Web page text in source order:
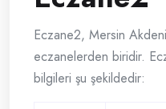
Eczane2, Mersin
eczanelerden biridir.
bilgileri şu şekildedir: